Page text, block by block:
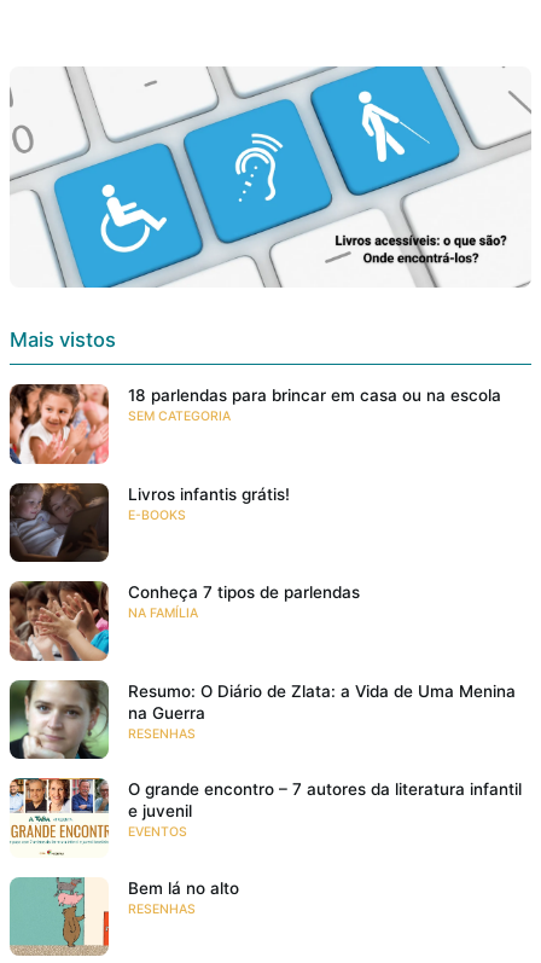
Mais vistos
18 parlendas para brincar em casa ou na escola
SEM CATEGORIA
Livros infantis grátis!
E-BOOKS
Conheça 7 tipos de parlendas
NA FAMÍLIA
Resumo: O Diário de Zlata: a Vida de Uma Menina
na Guerra
RESENHAS
O grande encontro – 7 autores da literatura infantil
e juvenil
EVENTOS
Bem lá no alto
RESENHAS